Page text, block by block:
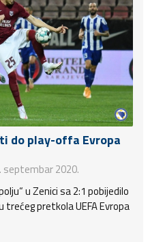
do play-offa Evropa
septembar 2020.
u Zenici sa 2:1 pobijedilo
pretkola UEFA Evropa